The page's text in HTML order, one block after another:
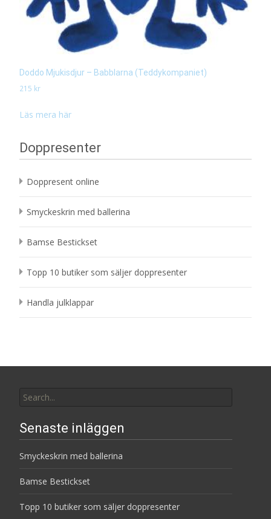
Doddo Mjukisdjur – Babblarna (Teddykompaniet)
215 kr
Läs mera här
Doppresenter
Doppresent online
Smyckeskrin med ballerina
Bamse Bestickset
Topp 10 butiker som säljer doppresenter
Handla julklappar
for:
Senaste inläggen
Smyckeskrin med ballerina
Bamse Bestickset
Topp 10 butiker som säljer doppresenter